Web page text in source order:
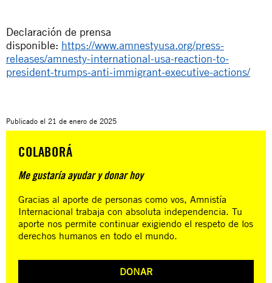
Declaración de prensa
disponible: https://www.amnestyusa.org/press-
releases/amnesty-international-usa-reaction-to-
president-trumps-anti-immigrant-executive-actions/
Publicado el 21 de enero de 2025
COLABORÁ
Me gustaría ayudar y donar hoy
Gracias al aporte de personas como vos, Amnistía
Internacional trabaja con absoluta independencia. Tu
aporte nos permite continuar exigiendo el respeto de los
derechos humanos en todo el mundo.
DONAR